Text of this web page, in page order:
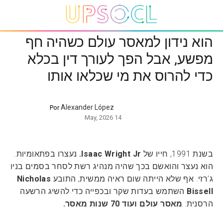
הוא נידון למאסר עולם כשהיה חף
מפשע, אבל הפך לעורך דין בכלא
כדי להרוס את מי שכלאו אותו
PorAlexander López
14 May, 2026
בשנת 1991, חייו של Isaac Wright Jr. נעצרו בפתאומיות.
הוא נעצר והואשם בכך שהיה מנהיג רשת לסחר בסמים בניו
ג’רזי. אף שלא הייתה שום ראיה ממשית, התובע Nicholas
Bissell השתמש בעדות שקר ובכפייה כדי להשיג הרשעה
הרסנית: מאסר עולם ועוד 70 שנות מאסר.